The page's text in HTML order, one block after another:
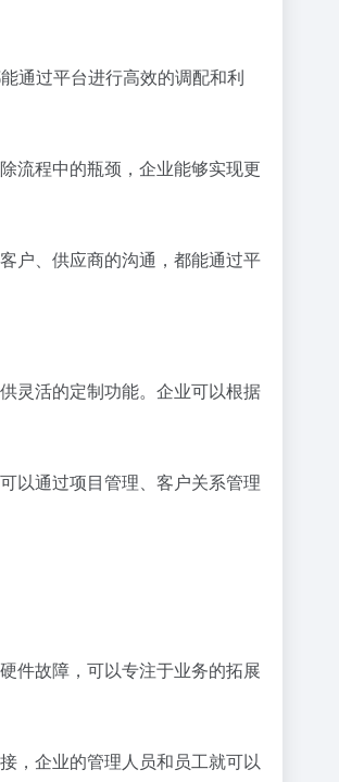
通过平台进行高效的调配和利
流程中的瓶颈，企业能够实现更
户、供应商的沟通，都能通过平
灵活的定制功能。企业可以根据
以通过项目管理、客户关系管理
件故障，可以专注于业务的拓展
，企业的管理人员和员工就可以